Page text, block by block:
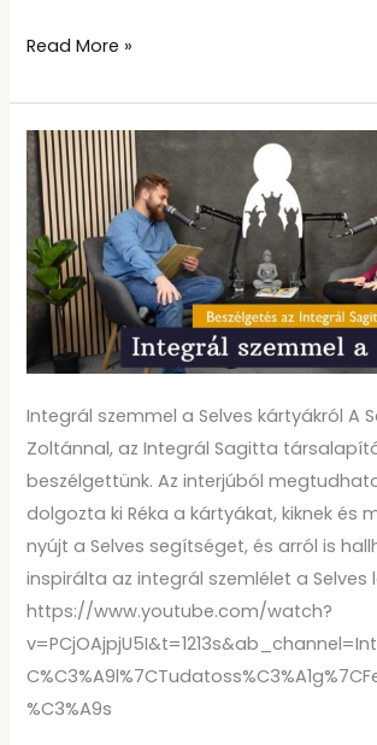
Read More »
Integrál szemmel a Selves kártyákról A
Zoltánnal, az Integrál Sagitta
beszélgettünk. Az interjúból
dolgozta ki Réka a kártyákat, kiknek és
nyújt a Selves segítséget, és arról is
inspirálta az integrál szemlélet a Selves
https://www.youtube.com/watch?
%C3%A9s
A
Selvesről
integrál
szemmel
–
interjú